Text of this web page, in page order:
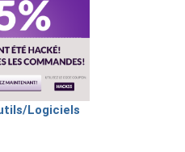
Logiciels